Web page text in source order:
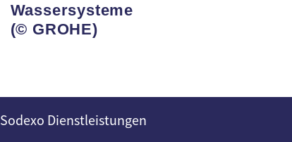
Wassersysteme
(© GROHE)
Sodexo Dienstleistungen